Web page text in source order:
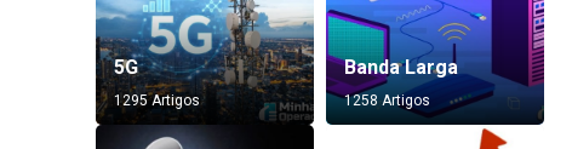
5G
1295 Artigos
Banda Larga
1258 Artigos